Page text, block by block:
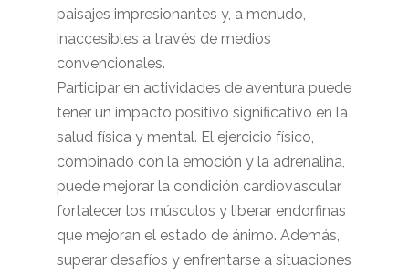
paisajes impresionantes y, a menudo,
inaccesibles a través de medios
convencionales.
Participar en actividades de aventura puede
tener un impacto positivo significativo en la
salud física y mental. El ejercicio físico,
combinado con la emoción y la adrenalina,
puede mejorar la condición cardiovascular,
fortalecer los músculos y liberar endorfinas
que mejoran el estado de ánimo. Además,
superar desafíos y enfrentarse a situaciones